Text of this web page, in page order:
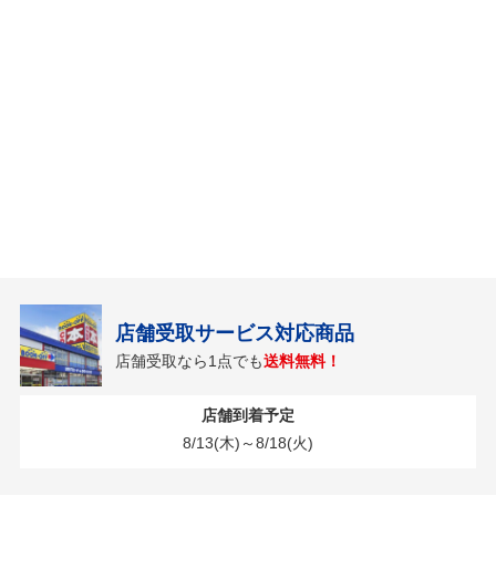
店舗受取サービス対応商品
店舗受取なら1点でも送料無料！
店舗到着予定
8/13(木)～8/18(火)